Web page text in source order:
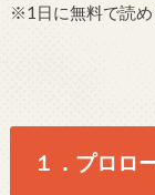
※1日に無料で読め
１．プロロ